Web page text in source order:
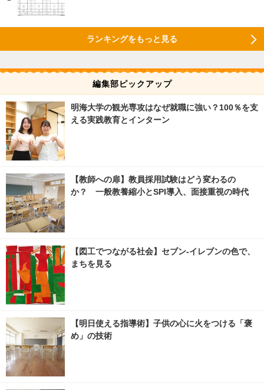
ランキングをもっと見る
編集部ピックアップ
明海大学の観光専攻はなぜ就職に強い？100％を支
える実践教育とインターン
【教師への扉】教員採用試験はどう変わるの
か？ 一般教養縮小とSPI導入、面接重視の時代
【図工でつながる社会】セブン‐イレブンの色で、
まちを見る
【明日使える指導術】子供の心に火をつける「褒
め」の技術